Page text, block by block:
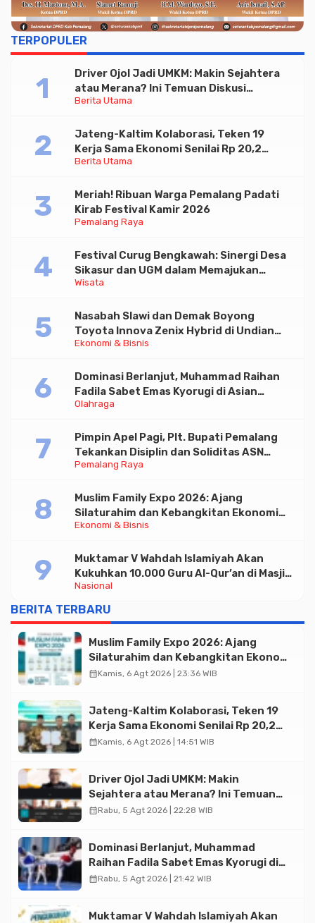
TERPOPULER
Berita Utama
Driver Ojol Jadi UMKM: Makin Sejahtera
atau Merana? Ini Temuan Diskusi
Paramadina
Berita Utama
Jateng-Kaltim Kolaborasi, Teken 19
Kerja Sama Ekonomi Senilai Rp 20,2
Triliun
Pemalang Raya
Meriah! Ribuan Warga Pemalang Padati
Kirab Festival Kamir 2026
Wisata
Festival Curug Bengkawah: Sinergi Desa
Sikasur dan UGM dalam Memajukan
Wisata serta UMKM Lokal
Ekonomi & Bisnis
Nasabah Slawi dan Demak Boyong
Toyota Innova Zenix Hybrid di Undian
Tabungan Bima Bank Jateng
Olahraga
Dominasi Berlanjut, Muhammad Raihan
Fadila Sabet Emas Kyorugi di Asian
Taekwondo Indonesia Open 2026
Pemalang Raya
Pimpin Apel Pagi, Plt. Bupati Pemalang
Tekankan Disiplin dan Soliditas ASN
untuk Pelayanan Publik
Ekonomi & Bisnis
Muslim Family Expo 2026: Ajang
Silaturahim dan Kebangkitan Ekonomi
Halal di Jakarta
Nasional
Muktamar V Wahdah Islamiyah Akan
Kukuhkan 10.000 Guru Al-Qur’an di Masjid
Istiqlal
BERITA TERBARU
Muslim Family Expo 2026: Ajang
Silaturahim dan Kebangkitan Ekonomi
Halal di Jakarta
calendar_monthKamis, 6 Agt 2026 | 23:36 WIB
Jateng-Kaltim Kolaborasi, Teken 19
Kerja Sama Ekonomi Senilai Rp 20,2
Triliun
calendar_monthKamis, 6 Agt 2026 | 14:51 WIB
Driver Ojol Jadi UMKM: Makin
Sejahtera atau Merana? Ini Temuan
Diskusi Paramadina
calendar_monthRabu, 5 Agt 2026 | 22:28 WIB
Dominasi Berlanjut, Muhammad
Raihan Fadila Sabet Emas Kyorugi di
Asian Taekwondo Indonesia Open
calendar_monthRabu, 5 Agt 2026 | 21:42 WIB
Muktamar V Wahdah Islamiyah Akan